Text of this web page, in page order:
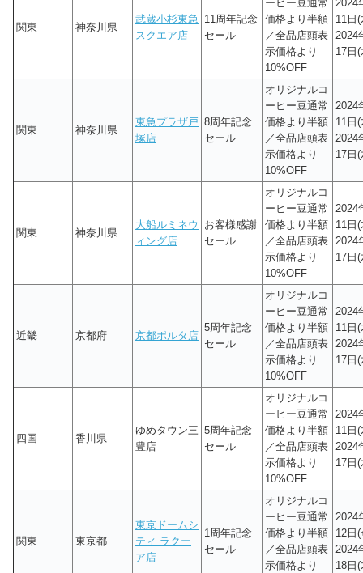
関東 神奈川県
武蔵小杉東急
スクエア店
11周年記念
セール
ーヒー豆通常
価格より半額
／全品店頭表
示価格より
10%OFF
2024
11日
2024
17日(
関東 神奈川県
東急プラザ戸
塚店
8周年記念
セール
オリジナルコ
ーヒー豆通常
価格より半額
／全品店頭表
示価格より
10%OFF
2024
11日
2024
17日(
関東 神奈川県
大船ルミネウ
ィング店
お客様感謝
セール
オリジナルコ
ーヒー豆通常
価格より半額
／全品店頭表
示価格より
10%OFF
2024
11日
2024
17日(
近畿 京都府 京都ポルタ店
5周年記念
セール
オリジナルコ
ーヒー豆通常
価格より半額
／全品店頭表
示価格より
10%OFF
2024
11日
2024
17日(
四国 香川県
ゆめタウン三
豊店
5周年記念
セール
オリジナルコ
ーヒー豆通常
価格より半額
／全品店頭表
示価格より
10%OFF
2024
11日
2024
17日(
関東 東京都
東京ドームシ
ティ ラクー
ア店
1周年記念
セール
オリジナルコ
ーヒー豆通常
価格より半額
／全品店頭表
示価格より
2024
12日
2024
18日(